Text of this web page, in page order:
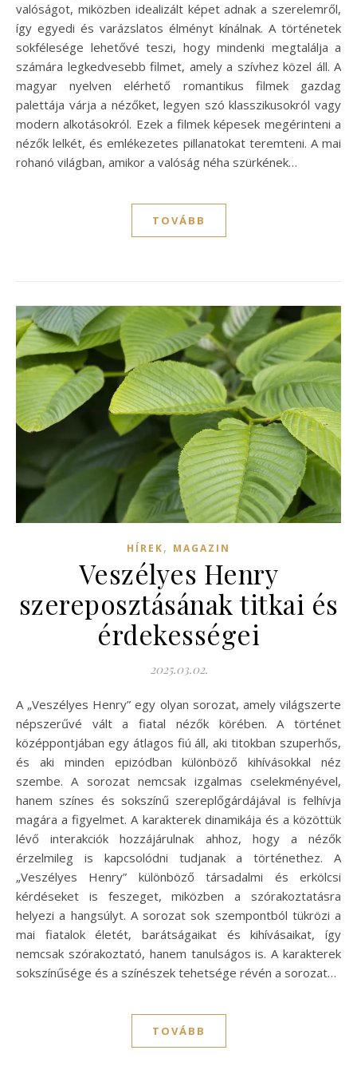
valóságot, miközben idealizált képet adnak a szerelemről,
így egyedi és varázslatos élményt kínálnak. A történetek
sokfélesége lehetővé teszi, hogy mindenki megtalálja a
számára legkedvesebb filmet, amely a szívhez közel áll. A
magyar nyelven elérhető romantikus filmek gazdag
palettája várja a nézőket, legyen szó klasszikusokról vagy
modern alkotásokról. Ezek a filmek képesek megérinteni a
nézők lelkét, és emlékezetes pillanatokat teremteni. A mai
rohanó világban, amikor a valóság néha szürkének…
TOVÁBB
HÍREK, MAGAZIN
Veszélyes Henry
szereposztásának titkai és
érdekességei
2025.03.02.
A „Veszélyes Henry” egy olyan sorozat, amely világszerte
népszerűvé vált a fiatal nézők körében. A történet
középpontjában egy átlagos fiú áll, aki titokban szuperhős,
és aki minden epizódban különböző kihívásokkal néz
szembe. A sorozat nemcsak izgalmas cselekményével,
hanem színes és sokszínű szereplőgárdájával is felhívja
magára a figyelmet. A karakterek dinamikája és a közöttük
lévő interakciók hozzájárulnak ahhoz, hogy a nézők
érzelmileg is kapcsolódni tudjanak a történethez. A
„Veszélyes Henry” különböző társadalmi és erkölcsi
kérdéseket is feszeget, miközben a szórakoztatásra
helyezi a hangsúlyt. A sorozat sok szempontból tükrözi a
mai fiatalok életét, barátságaikat és kihívásaikat, így
nemcsak szórakoztató, hanem tanulságos is. A karakterek
sokszínűsége és a színészek tehetsége révén a sorozat…
TOVÁBB